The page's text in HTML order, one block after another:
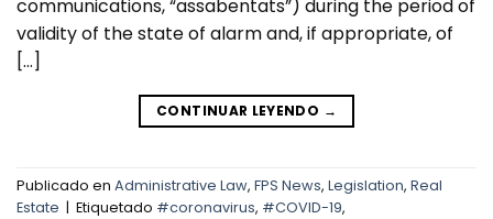
communications, “assabentats”) during the period of
validity of the state of alarm and, if appropriate, of
[…]
CONTINUAR LEYENDO →
Publicado en Administrative Law, FPS News, Legislation, Real
Estate | Etiquetado #coronavirus, #COVID-19,